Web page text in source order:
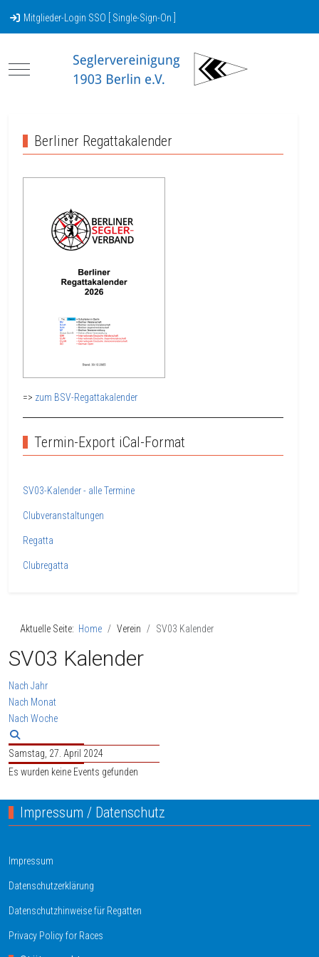
Mitglieder-Login SSO [ Single-Sign-On ]
Mobile Menu Toggle
Berliner Regattakalender
=> zum BSV-Regattakalender
Termin-Export iCal-Format
SV03-Kalender - alle Termine
Clubveranstaltungen
Regatta
Clubregatta
Aktuelle Seite: Home Verein SV03 Kalender
SV03 Kalender
Nach Jahr
Nach Monat
Nach Woche
Samstag, 27. April 2024
Es wurden keine Events gefunden
Impressum / Datenschutz
Impressum
Datenschutzerklärung
Datenschutzhinweise für Regatten
Privacy Policy for Races